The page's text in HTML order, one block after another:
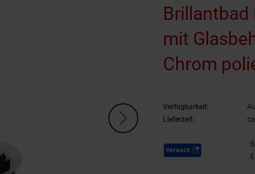
Brillantbad
mit
Chrom
Verfügbarkeit:
Lieferzeit:
Payback Punkte